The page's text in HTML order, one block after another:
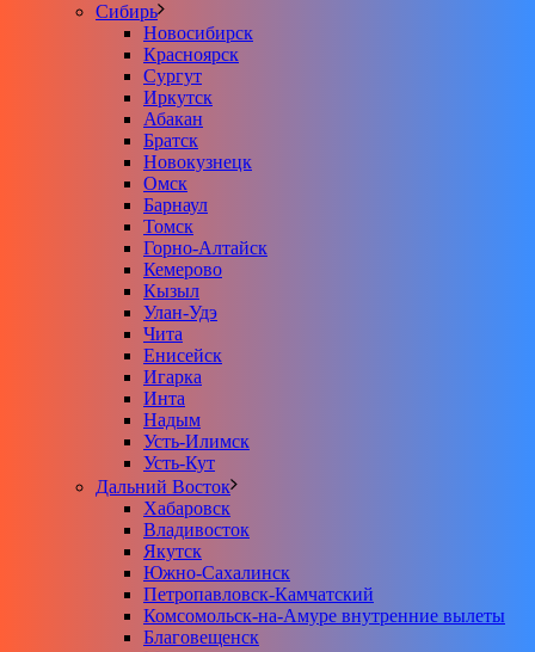
Сибирь
Новосибирск
Красноярск
Сургут
Иркутск
Абакан
Братск
Новокузнецк
Омск
Барнаул
Томск
Горно-Алтайск
Кемерово
Кызыл
Улан-Удэ
Чита
Енисейск
Игарка
Инта
Надым
Усть-Илимск
Усть-Кут
Дальний Восток
Хабаровск
Владивосток
Якутск
Южно-Сахалинск
Петропавловск-Камчатский
Комсомольск-на-Амуре внутренние вылеты
Благовещенск